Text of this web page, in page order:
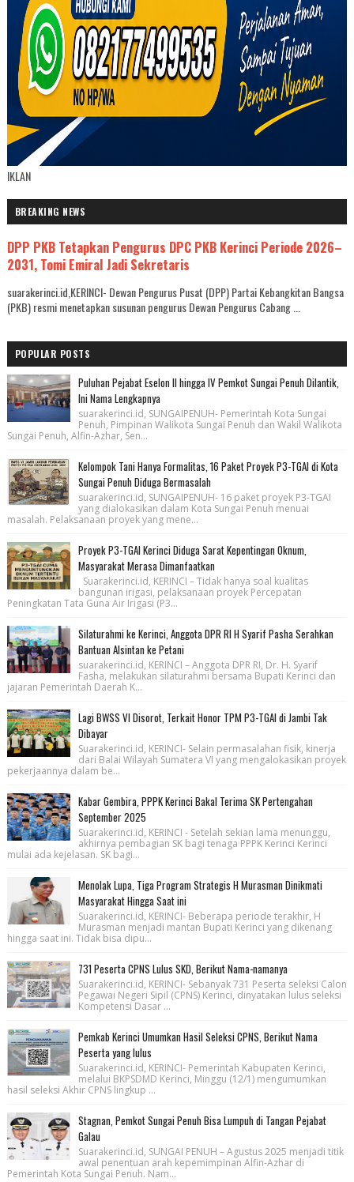
IKLAN
BREAKING NEWS
DPP PKB Tetapkan Pengurus DPC PKB Kerinci Periode 2026–
2031, Tomi Emiral Jadi Sekretaris
suarakerinci.id,KERINCI- Dewan Pengurus Pusat (DPP) Partai Kebangkitan Bangsa
(PKB) resmi menetapkan susunan pengurus Dewan Pengurus Cabang ...
POPULAR POSTS
Puluhan Pejabat Eselon II hingga IV Pemkot Sungai Penuh Dilantik,
Ini Nama Lengkapnya
suarakerinci.id, SUNGAIPENUH- Pemerintah Kota Sungai
Penuh, Pimpinan Walikota Sungai Penuh dan Wakil Walikota
Sungai Penuh, Alfin-Azhar, Sen...
Kelompok Tani Hanya Formalitas, 16 Paket Proyek P3-TGAI di Kota
Sungai Penuh Diduga Bermasalah
suarakerinci.id, SUNGAIPENUH- 16 paket proyek P3-TGAI
yang dialokasikan dalam Kota Sungai Penuh menuai
masalah. Pelaksanaan proyek yang mene...
Proyek P3-TGAI Kerinci Diduga Sarat Kepentingan Oknum,
Masyarakat Merasa Dimanfaatkan
Suarakerinci.id, KERINCI – Tidak hanya soal kualitas
bangunan irigasi, pelaksanaan proyek Percepatan
Peningkatan Tata Guna Air Irigasi (P3...
Silaturahmi ke Kerinci, Anggota DPR RI H Syarif Pasha Serahkan
Bantuan Alsintan ke Petani
suarakerinci.id, KERINCI – Anggota DPR RI, Dr. H. Syarif
Fasha, melakukan silaturahmi bersama Bupati Kerinci dan
jajaran Pemerintah Daerah K...
Lagi BWSS VI Disorot, Terkait Honor TPM P3-TGAI di Jambi Tak
Dibayar
Suarakerinci.id, KERINCI- Selain permasalahan fisik, kinerja
dari Balai Wilayah Sumatera VI yang mengalokasikan proyek
pekerjaannya dalam be...
Kabar Gembira, PPPK Kerinci Bakal Terima SK Pertengahan
September 2025
Suarakerinci.id, KERINCI - Setelah sekian lama menunggu,
akhirnya pembagian SK bagi tenaga PPPK Kerinci Kerinci
mulai ada kejelasan. SK bagi...
Menolak Lupa, Tiga Program Strategis H Murasman Dinikmati
Masyarakat Hingga Saat ini
Suarakerinci.id, KERINCI- Beberapa periode terakhir, H
Murasman menjadi mantan Bupati Kerinci yang dikenang
hingga saat ini. Tidak bisa dipu...
731 Peserta CPNS Lulus SKD, Berikut Nama-namanya
Suarakerinci.id, KERINCI- Sebanyak 731 Peserta seleksi Calon
Pegawai Negeri Sipil (CPNS) Kerinci, dinyatakan lulus seleksi
Kompetensi Dasar ...
Pemkab Kerinci Umumkan Hasil Seleksi CPNS, Berikut Nama
Peserta yang lulus
Suarakerinci.id, KERINCI- Pemerintah Kabupaten Kerinci,
melalui BKPSDMD Kerinci, Minggu (12/1) mengumumkan
hasil seleksi Akhir CPNS lingkup ...
Stagnan, Pemkot Sungai Penuh Bisa Lumpuh di Tangan Pejabat
Galau
Suarakerinci.id, SUNGAI PENUH – Agustus 2025 menjadi titik
awal penentuan arah kepemimpinan Alfin-Azhar di
Pemerintah Kota Sungai Penuh. Nam...